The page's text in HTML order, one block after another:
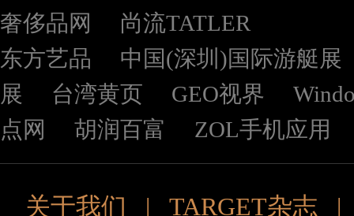
奢侈品网
尚流TATLER
东方艺品
中国(深圳)国际游艇展
展
台湾黄页 GEO视界
点网
胡润百富 ZOL手机应用
关于我们 | TARGET杂志